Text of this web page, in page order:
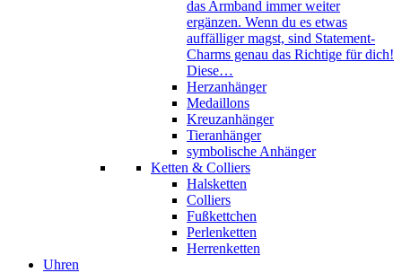
das Armband immer weiter
ergänzen. Wenn du es etwas
auffälliger magst, sind Statement-
Charms genau das Richtige für dich!
Diese…
Herzanhänger
Medaillons
Kreuzanhänger
Tieranhänger
symbolische Anhänger
Ketten & Colliers
Halsketten
Colliers
Fußkettchen
Perlenketten
Herrenketten
Uhren